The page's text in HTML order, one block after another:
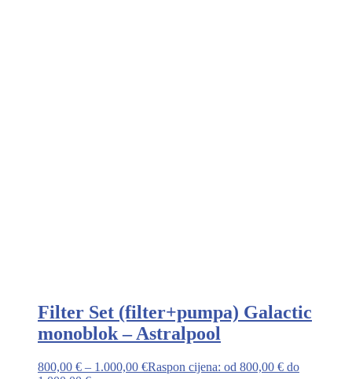
Filter Set (filter+pumpa) Galactic
monoblok – Astralpool
800,00 € – 1.000,00 €Raspon cijena: od 800,00 € do